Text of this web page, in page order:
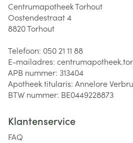
Centrumapotheek Torhout
Oostendestraat 4
8820Torhout
Telefoon: 050 21 11 88
E-mailadres:
APB nummer: 313404
Apotheek titularis: Annelore
BTW nummer: BE0449228873
Klantenservice
FAQ